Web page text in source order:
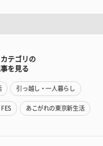
カテゴリの
を見る
引っ越し・一人暮らし
あこがれの東京新生活